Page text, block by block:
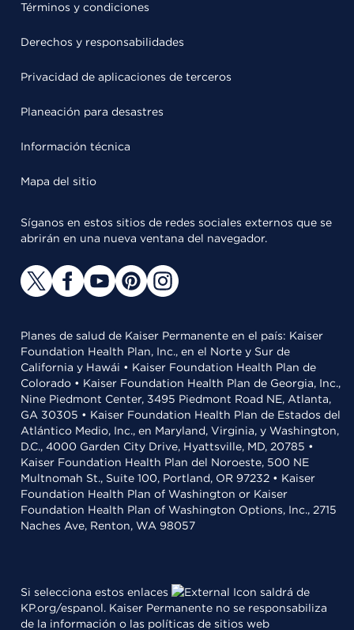
Términos y condiciones
Derechos y responsabilidades
Privacidad de aplicaciones de terceros
Planeación para desastres
Información técnica
Mapa del sitio
Síganos en estos sitios de redes sociales externos que se
abrirán en una nueva ventana del navegador.
Planes de salud de Kaiser Permanente en el país: Kaiser
Foundation Health Plan, Inc., en el Norte y Sur de
California y Hawái • Kaiser Foundation Health Plan de
Colorado • Kaiser Foundation Health Plan de Georgia, Inc.,
Nine Piedmont Center, 3495 Piedmont Road NE, Atlanta,
GA 30305 • Kaiser Foundation Health Plan de Estados del
Atlántico Medio, Inc., en Maryland, Virginia, y Washington,
D.C., 4000 Garden City Drive, Hyattsville, MD, 20785 •
Kaiser Foundation Health Plan del Noroeste, 500 NE
Multnomah St., Suite 100, Portland, OR 97232 • Kaiser
Foundation Health Plan of Washington or Kaiser
Foundation Health Plan of Washington Options, Inc., 2715
Naches Ave, Renton, WA 98057
Si selecciona estos enlaces
saldrá de
KP.org/espanol. Kaiser Permanente no se responsabiliza
de la información o las políticas de sitios web